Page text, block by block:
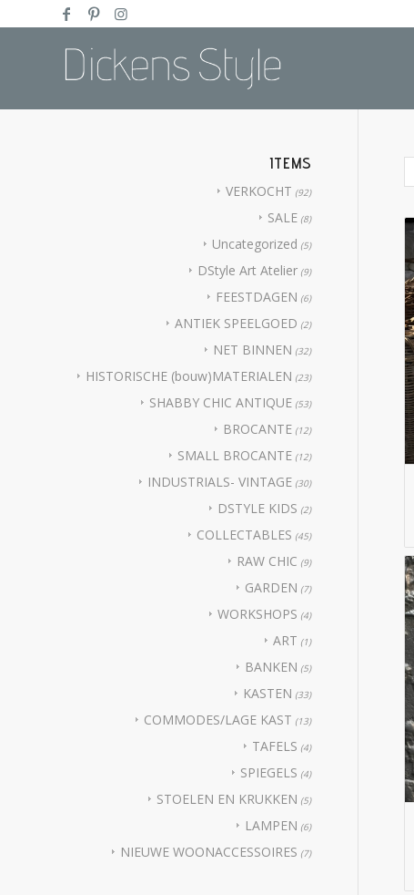
ITEMS
VERKOCHT (92)
SALE (8)
Uncategorized (5)
DStyle Art Atelier (9)
FEESTDAGEN (6)
ANTIEK SPEELGOED (2)
NET BINNEN (32)
HISTORISCHE (bouw)MATERIALEN (23)
SHABBY CHIC ANTIQUE (53)
BROCANTE (12)
SMALL BROCANTE (12)
INDUSTRIALS- VINTAGE (30)
DSTYLE KIDS (2)
COLLECTABLES (45)
RAW CHIC (9)
GARDEN (7)
WORKSHOPS (4)
ART (1)
BANKEN (5)
KASTEN (33)
COMMODES/LAGE KAST (13)
TAFELS (4)
SPIEGELS (4)
STOELEN EN KRUKKEN (5)
LAMPEN (6)
NIEUWE WOONACCESSOIRES (7)